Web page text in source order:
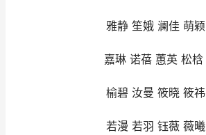
雅静 笙娥 澜佳 萌颖
嘉琳 诺蓓 蕙英 松梒
榆碧 汝曼 筱晓 筱祎
若漫 若羽 钰薇 薇曦